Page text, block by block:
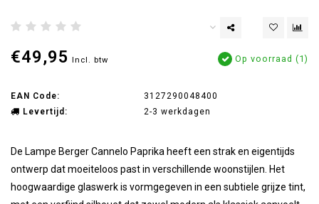
€49,95 Incl. btw Op voorraad (1)
EAN Code:
3127290048400
Levertijd:
2-3 werkdagen
De Lampe Berger Cannelo Paprika heeft een strak en eigentijds
ontwerp dat moeiteloos past in verschillende woonstijlen. Het
hoogwaardige glaswerk is vormgegeven in een subtiele grijze tint,